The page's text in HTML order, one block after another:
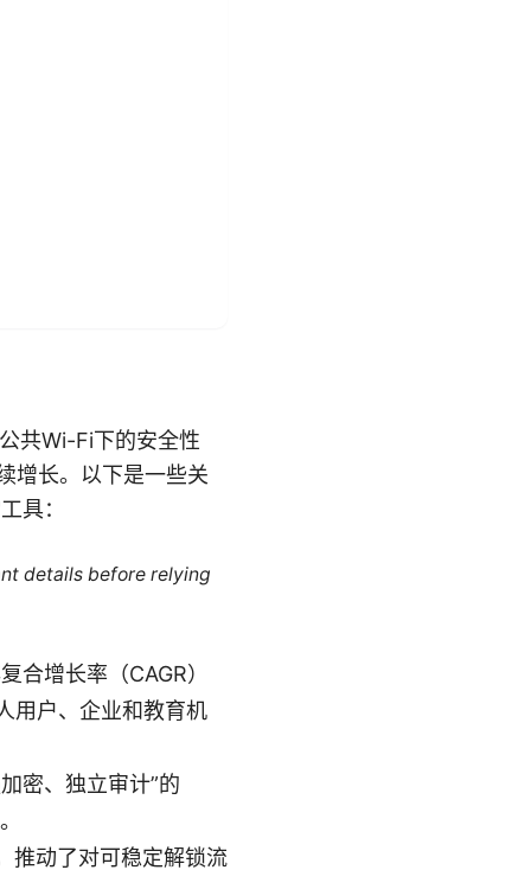
共Wi-Fi下的安全性
增长。以下是一些关
具：
details before relying
合增长率（CAGR）
用户、企业和教育机
密、独立审计”的
推动了对可稳定解锁流